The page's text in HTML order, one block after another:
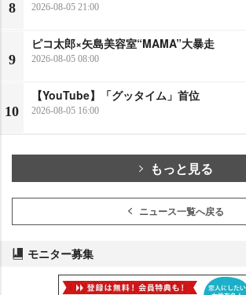
8 2026-08-05 21:00
9
ピコ太郎×矢島美容室“MAMA”大暴走
2026-08-05 08:00
10
【YouTube】「グッタイム」首位
2026-08-05 16:00
もっと見る
ニュース一覧へ戻る
モニター募集